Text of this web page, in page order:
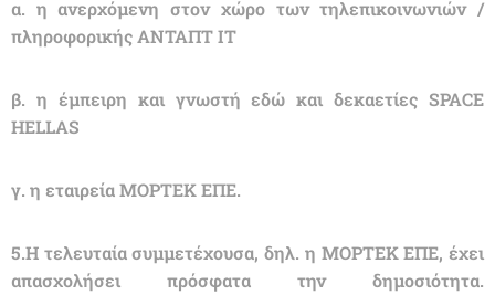
α. η ανερχόμενη στον χώρο των τηλεπικοινωνιών /
πληροφορικής ΑΝΤΑΠΤ ΙΤ
β. η έμπειρη και γνωστή εδώ και δεκαετίες SPACE
HELLAS
γ. η εταιρεία ΜΟΡΤΕΚ ΕΠΕ.
5.Η τελευταία συμμετέχουσα, δηλ. η ΜΟΡΤΕΚ ΕΠΕ, έχει
απασχολήσει πρόσφατα την δημοσιότητα.